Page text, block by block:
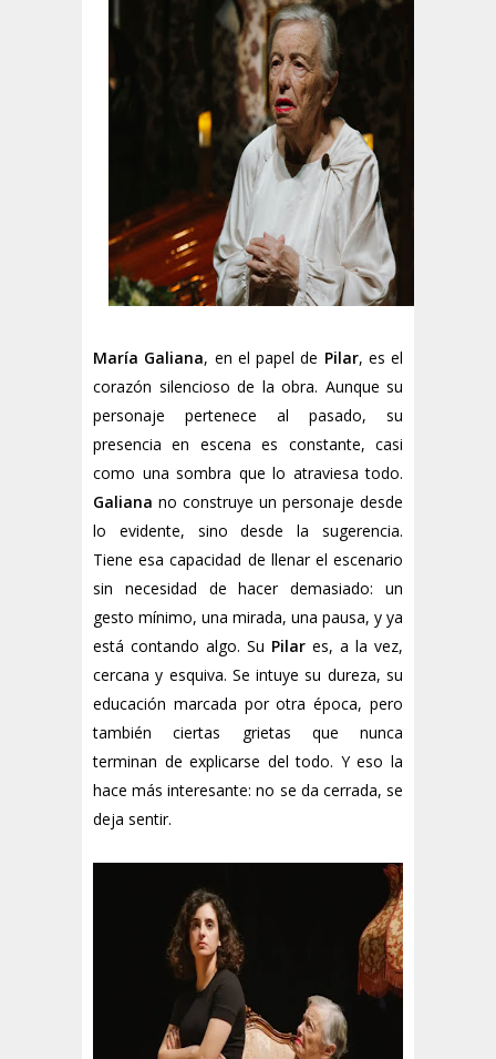
María Galiana, en el papel de Pilar, es el
corazón silencioso de la obra. Aunque su
personaje pertenece al pasado, su
presencia en escena es constante, casi
como una sombra que lo atraviesa todo.
Galiana no construye un personaje desde
lo evidente, sino desde la sugerencia.
Tiene esa capacidad de llenar el escenario
sin necesidad de hacer demasiado: un
gesto mínimo, una mirada, una pausa, y ya
está contando algo. Su Pilar es, a la vez,
cercana y esquiva. Se intuye su dureza, su
educación marcada por otra época, pero
también ciertas grietas que nunca
terminan de explicarse del todo. Y eso la
hace más interesante: no se da cerrada, se
deja sentir.